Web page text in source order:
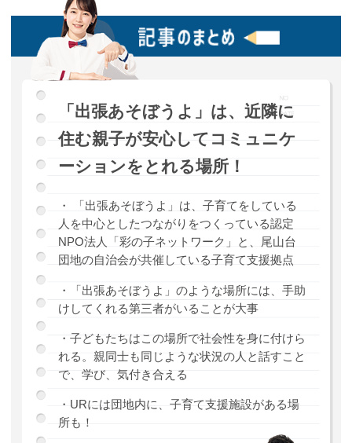
「出張あそぼうよ」は、近隣に
住む親子が安心してコミュニケ
ーションをとれる場所！
・ 「出張あそぼうよ」は、子育てをしている
人を中心としたつながりをつくっている認定
NPO法人「彩の子ネットワーク」と、尾山台
団地の自治会が共催している子育て支援拠点
・「出張あそぼうよ」のような場所には、手助
けしてくれる第三者がいることが大事
・子どもたちはこの場所で社会性を身に付けら
れる。親同士も同じような状況の人と話すこと
で、学び、気付き合える
・URには団地内に、子育て支援施設がある場
所も！